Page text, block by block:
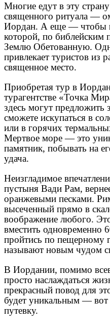
Многие едут в эту
священного ритуала —
Иордан. А еще — чтобы
которой, по библейским
Землю Обетованную.
привлекает туристов из
священное место.
Приобретая тур в
турагентстве «Точка
здесь могут
сможете искупаться в
или в горячих
Мертвое море — это
памятник, побывать на
удача.
Неизгладимое
пустыня Вади Рам,
оранжевыми песками.
высеченный прямо в
воображение любого.
вместить одновременно
пройтись по пещерному
называют новым чудом
В Иордании, помимо
просто наслаждаться
прекрасный повод для
будет уникальным —
путевку.